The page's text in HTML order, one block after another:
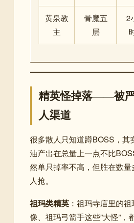
黄泉教
主
骨魔五
层
2
精英怪掉落——被
人渠道
很多散人只知道蹲BOSS，其
油产出在总量上一点不比
然单只掉率不高，但胜在数
人抢。
祖玛类精英 ：祖玛寺庙里的
像、祖玛弓箭手这些”大怪”，